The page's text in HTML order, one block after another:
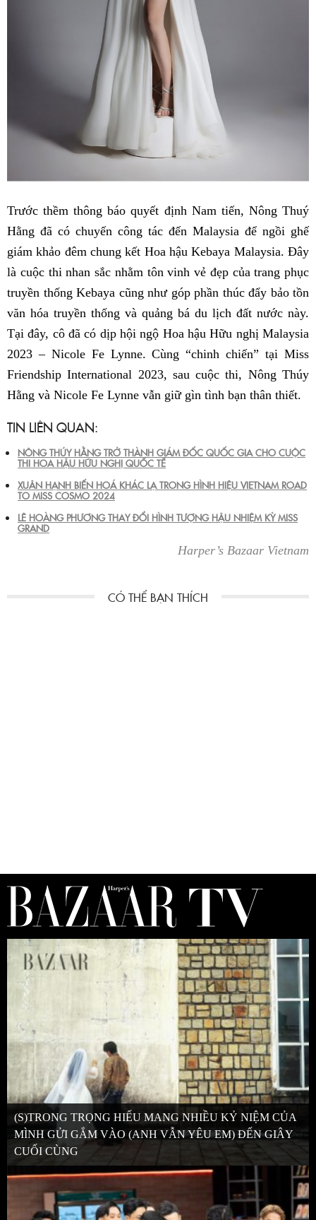
Trước thềm thông báo quyết định Nam tiến, Nông Thuý
Hằng đã có chuyến công tác đến Malaysia để ngồi ghế
giám khảo đêm chung kết Hoa hậu Kebaya Malaysia. Đây
là cuộc thi nhan sắc nhằm tôn vinh vẻ đẹp của trang phục
truyền thống Kebaya cũng như góp phần thúc đẩy bảo tồn
văn hóa truyền thống và quảng bá du lịch đất nước này.
Tại đây, cô đã có dịp hội ngộ Hoa hậu Hữu nghị Malaysia
2023 – Nicole Fe Lynne. Cùng “chinh chiến” tại Miss
Friendship International 2023, sau cuộc thi, Nông Thúy
Hằng và Nicole Fe Lynne vẫn giữ gìn tình bạn thân thiết.
TIN LIÊN QUAN:
NÔNG THÚY HẰNG TRỞ THÀNH GIÁM ĐỐC QUỐC GIA CHO CUỘC
THI HOA HẬU HỮU NGHỊ QUỐC TẾ
XUÂN HẠNH BIẾN HOÁ KHÁC LẠ TRONG HÌNH HIỆU VIETNAM ROAD
TO MISS COSMO 2024
LÊ HOÀNG PHƯƠNG THAY ĐỔI HÌNH TƯỢNG HẬU NHIỆM KỲ MISS
GRAND
Harper’s Bazaar Vietnam
(S)TRONG TRỌNG HIẾU MANG NHIỀU KỶ NIỆM CỦA
MÌNH GỬI GẮM VÀO (ANH VẪN YÊU EM) ĐẾN GIÂY
CUỐI CÙNG